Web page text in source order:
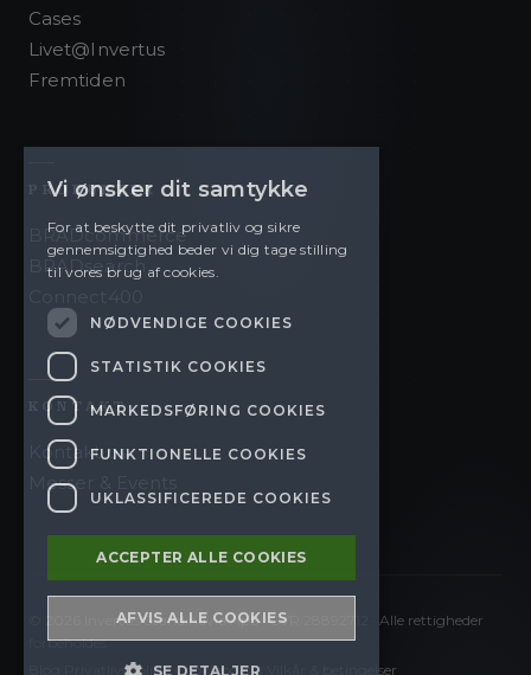
Cases
Livet@Invertus
Fremtiden
PRODUKTER
BRADcommerce
BRADsearch
KONTAKT
Kontakt os
Messer & Events
Invertus Scandinavia ApS · CVR 28892712 · Alle rettigheder
forbeholdes
Privatlivspolitik· Cookiepolitik Vilkår & betingelser
Vi ønsker dit samtykke
For at beskytte dit privatliv og sikre
gennemsigtighed beder vi dig tage stilling
til vores brug af cookies.
NØDVENDIGE COOKIES
STATISTIK COOKIES
MARKEDSFØRING COOKIES
FUNKTIONELLE COOKIES
UKLASSIFICEREDE COOKIES
ACCEPTER ALLE COOKIES
AFVIS ALLE COOKIES
SE DETALJER